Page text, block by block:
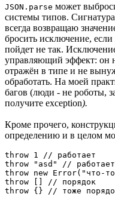
JSON.parse может
системы типов. Сигнатура
всегда возвращаю
бросить исключение,
пойдет не так.
управляющий эффект: он
отражён в типе и не
обработать. На моей
багов (люди - не роботы,
получите exception).
Кроме прочего,
определению и в целом
throw 1 // работает
throw "asd" // работает
throw new Error("что-
throw [] // порядок
throw {} // тоже